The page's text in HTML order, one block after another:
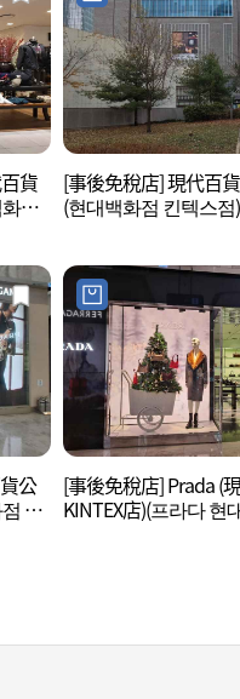
貨
점
[事後免稅店] 現代百
(현대백화점 킨텍스점)
公
킨
[事後免稅店] Prada (
KINTEX店)(프라다 현